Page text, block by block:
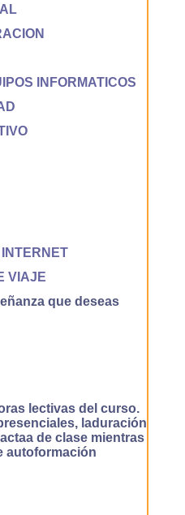
INFORMATICOS
VIAJE
que deseas
lectivas del curso.
laduración
de clase mientras
autoformación